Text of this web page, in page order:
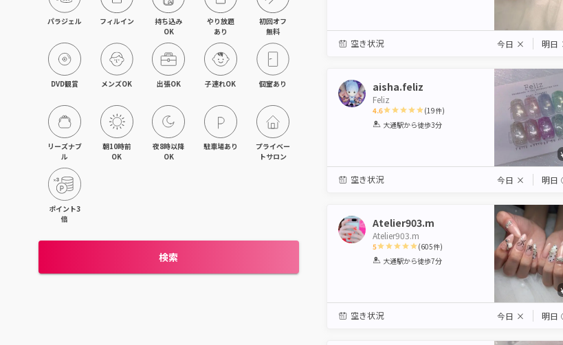
網走・北見
釧路・根室
帯広・十勝
北海道その他
パラジェル フィルイン
持ち込み
OK
やり放題
あり
初回オフ
無料
DVD観賞 メンズOK 出張OK 子連れOK 個室あり
リーズナブ
ル
朝10時前
OK
夜8時以降
OK
駐車場あり
プライベー
トサロン
ポイント3
倍
検索
空き状況 今日 × 明日
aisha.feliz
Feliz
4.6
1 2 3 4 5
(19件)
大通駅から徒歩3分
空き状況 今日 × 明日
Atelier903.m
Atelier903.m
5
1 2 3 4 5
(605件)
大通駅から徒歩7分
空き状況 今日 × 明日